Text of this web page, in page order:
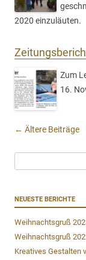
2020 einzuläuten.
Zum
16.
Beitragsnavigation
← Ältere Beiträge
NEUESTE BERICHTE
Weihnachtsgruß
Weihnachtsgruß
Kreatives Gestalten